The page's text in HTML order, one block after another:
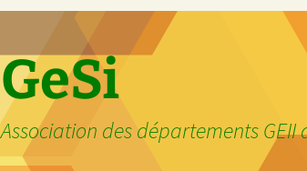
GeSi
Association des départements GEII